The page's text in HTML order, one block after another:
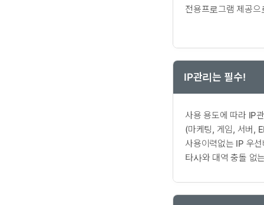
전용프로그램 제공
IP관리는 필수!
사용 용도에 따라 IP
(마케팅, 게임, 서버,
사용이력없는 IP 우
타사와 대역 충돌 없